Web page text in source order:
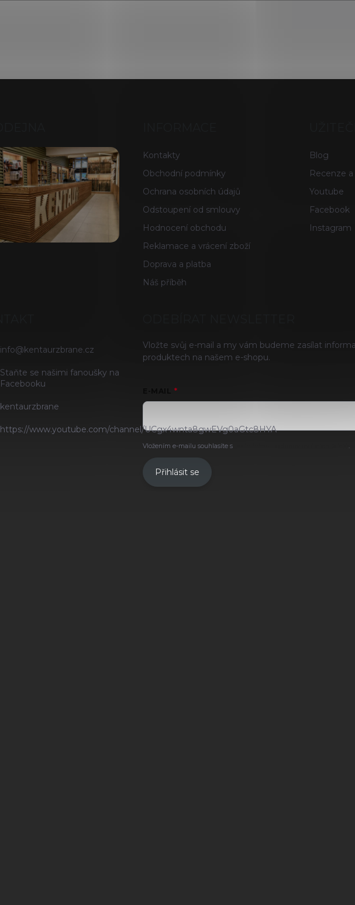
Kontakty
Obchodní podmínky
Ochrana osobních údajů
Odstoupení od smlouvy
Hodnocení obchodu
Reklamace a vrácení zboží
Doprava a platba
Náš příběh
Blog
Recenze
Youtube
Facebook
Instagram
info@kentaurzbrane.cz
Staňte se našimi fanoušky na
Facebooku
kentaurzbrane
https://www.youtube.com/channel/UCgx4wnta8gwEVg0aGtc8HYA
Vložte svůj e-mail a my vám budeme zasílat
produktech na našem e-shopu.
Vložením e-mailu souhlasíte s .
Přihlásit se